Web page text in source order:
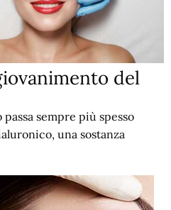
del
sempre più spesso
una sostanza